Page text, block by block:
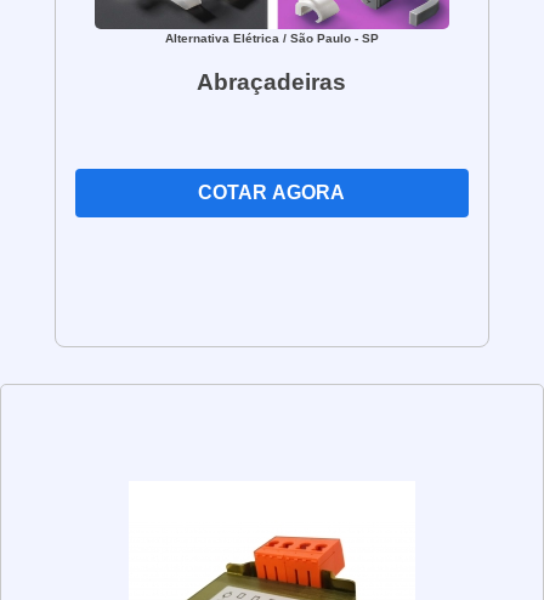
Alternativa Elétrica / São Paulo - SP
Abraçadeiras
COTAR AGORA